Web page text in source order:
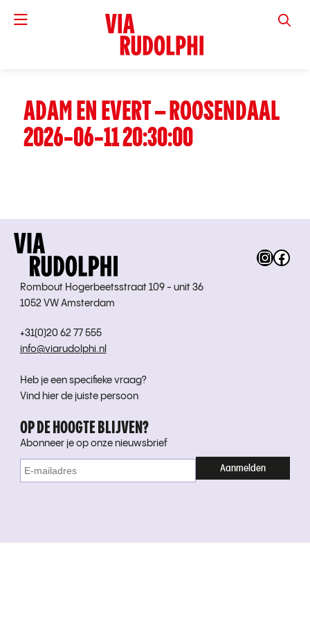
VIA
ADAM EN EVERT – ROOSENDAAL
2026-06-11 20:30:00
Rombout Hogerbeetsstraat 109 - unit 36
1052 VW Amsterdam
+31(0)20 62 77 555
info@viarudolphi.nl
Heb je een specifieke vraag?
Vind hier de juiste persoon
OP DE HOOGTE BLIJVEN?
Abonneer je op onze nieuwsbrief